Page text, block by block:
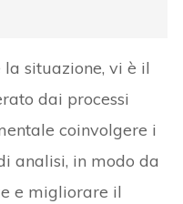
situazione, vi è il
dai processi
coinvolgere i
analisi, in modo da
e migliorare il